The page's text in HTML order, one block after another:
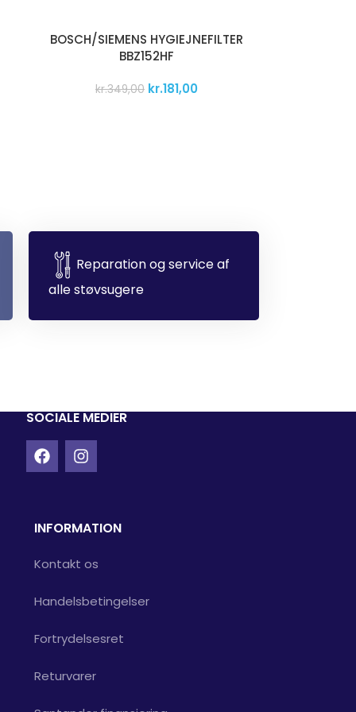
BOSCH/SIEMENS HYGIEJNEFILTER
BBZ152HF
kr.349,00 kr.181,00
Reparation og service af
alle støvsugere
SOCIALE MEDIER
INFORMATION
Kontakt os
Handelsbetingelser
Fortrydelsesret
Returvarer